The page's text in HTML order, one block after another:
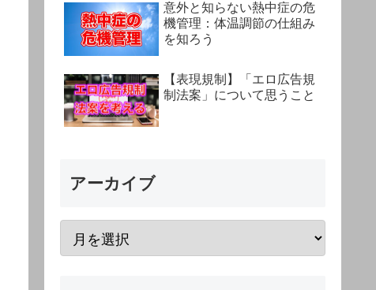
意外と知らない熱中症の危
機管理：体温調節の仕組み
を知ろう
【表現規制】「エロ広告規
制法案」について思うこと
アーカイブ